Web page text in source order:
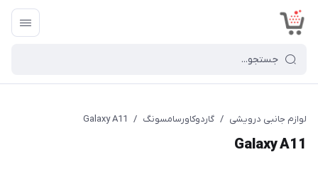
لوازم جانبی درویشی / گاردوکاورسامسونگ /
Galaxy A11
Galaxy A11